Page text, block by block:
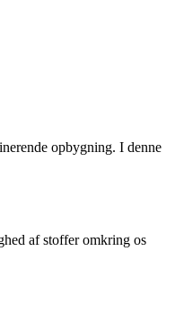
opbygning. I denne
af stoffer omkring os